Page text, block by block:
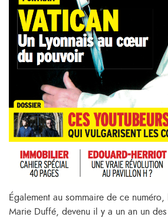
Également au sommaire de ce
Marie Duffé, devenu il y a un an un